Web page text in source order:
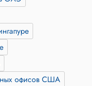
офисов США